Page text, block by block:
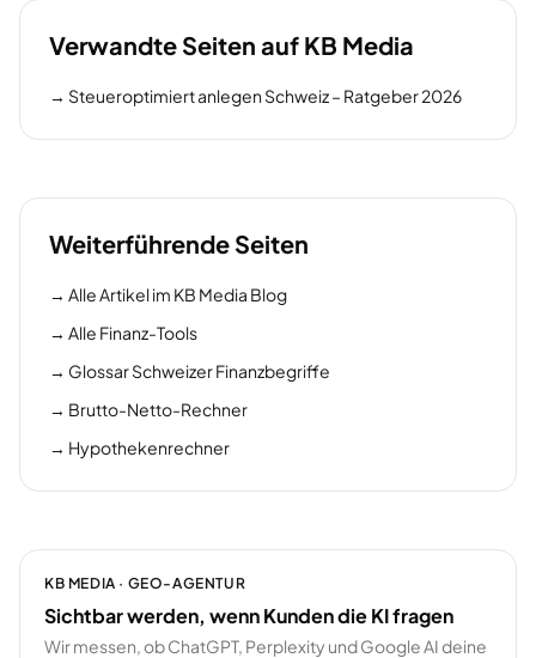
Verwandte Seiten auf KB Media
→ Steueroptimiert anlegen Schweiz – Ratgeber 2026
Weiterführende Seiten
→ Alle Artikel im KB Media Blog
→ Alle Finanz-Tools
→ Glossar Schweizer Finanzbegriffe
→ Brutto-Netto-Rechner
→ Hypothekenrechner
KB MEDIA · GEO-AGENTUR
Sichtbar werden, wenn Kunden die KI fragen
Wir messen, ob ChatGPT, Perplexity und Google AI deine